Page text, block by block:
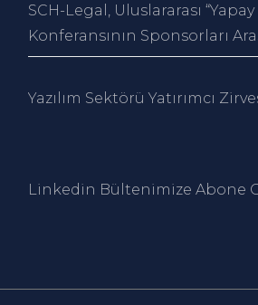
SCH-Legal, Uluslararası
Konferansının Sponsorları
Yazılım Sektörü Yatırımcı
Linkedin Bültenimize Abone